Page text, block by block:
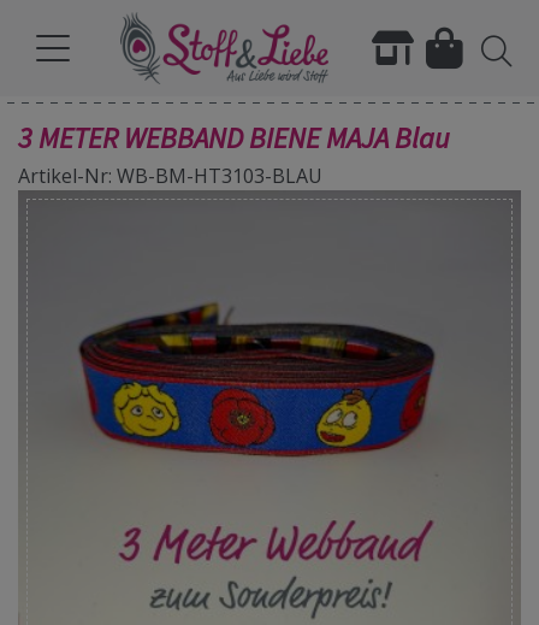
3 METER WEBBAND BIENE MAJA Blau
Artikel-Nr: WB-BM-HT3103-BLAU